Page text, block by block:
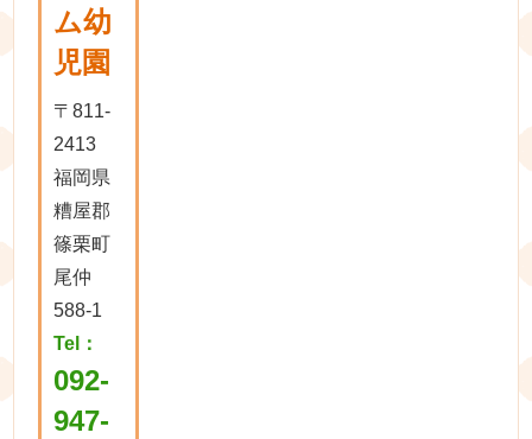
ム幼
児園
〒811-
2413
福岡県
糟屋郡
篠栗町
尾仲
588-1
Tel：
092-
947-